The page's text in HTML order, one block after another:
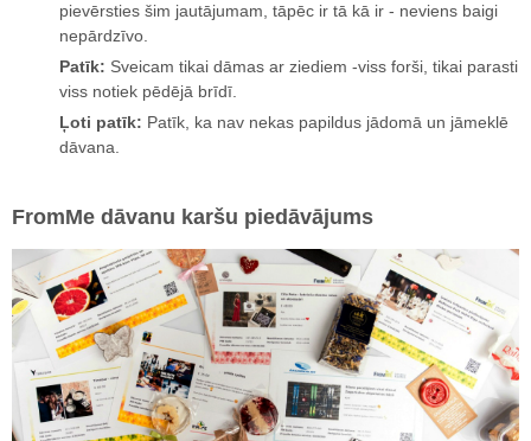
pievērsties šim jautājumam, tāpēc ir tā kā ir - neviens baigi
nepārdzīvo.
Patīk: Sveicam tikai dāmas ar ziediem -viss forši, tikai parasti
viss notiek pēdējā brīdī.
Ļoti patīk: Patīk, ka nav nekas papildus jādomā un jāmeklē
dāvana.
FromMe dāvanu karšu piedāvājums